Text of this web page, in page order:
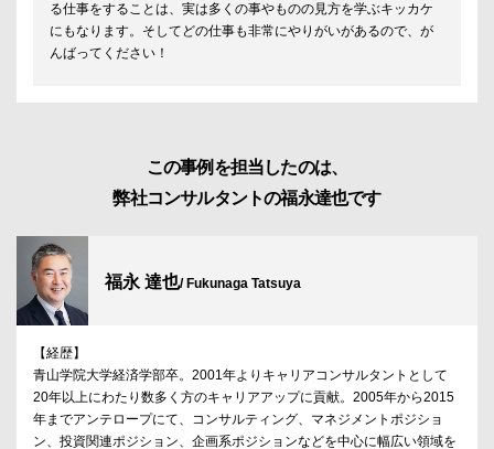
る仕事をすることは、実は多くの事やものの見方を学ぶキッカケ
にもなります。そしてどの仕事も非常にやりがいがあるので、が
んばってください！
この事例を担当したのは、
弊社コンサルタントの福永達也です
福永 達也/ Fukunaga Tatsuya
【経歴】
青山学院大学経済学部卒。2001年よりキャリアコンサルタントとして
20年以上にわたり数多く方のキャリアアップに貢献。2005年から2015
年までアンテロープにて、コンサルティング、マネジメントポジショ
ン、投資関連ポジション、企画系ポジションなどを中心に幅広い領域を